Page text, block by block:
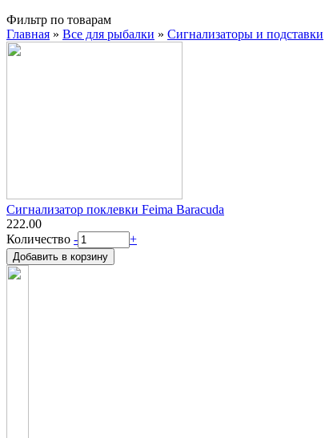
Фильтр по товарам
Вы здесь
Главная » Все для рыбалки » Сигнализаторы и подставки
Сигнализатор поклевки Feima Baracuda
222.00
Количество - +